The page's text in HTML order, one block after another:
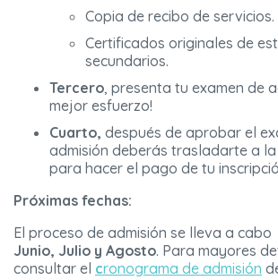
Copia de recibo de servicios.
Certificados originales de
secundarios.
Tercero, presenta tu examen de
mejor esfuerzo!
Cuarto, después de aprobar el
admisión deberás trasladarte a la
para hacer el pago de tu
Próximas fechas:
El proceso de admisión se lleva a cabo
Junio, Julio y Agosto. Para mayores
consultar el cronograma de admisión